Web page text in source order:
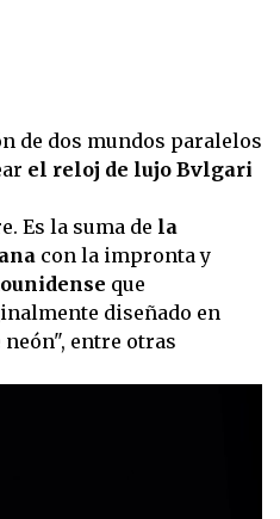
de dos mundos paralelos
el reloj de lujo Bvlgari
Es la suma de la
con la impronta y
que
diseñado en
neón", entre otras